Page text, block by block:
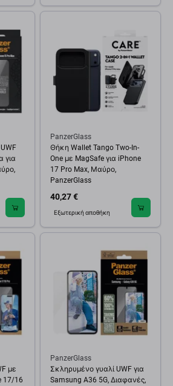
για
PanzerGlass
Θήκη Wallet Tango Two-In-
One με MagSafe για iPhone
17 Pro Max, Μαύρο,
PanzerGlass
40,27 €
Εξωτερική αποθήκη
με
17/16
PanzerGlass
Σκληρυμένο γυαλί UWF για
Samsung A36 5G, Διαφανές,